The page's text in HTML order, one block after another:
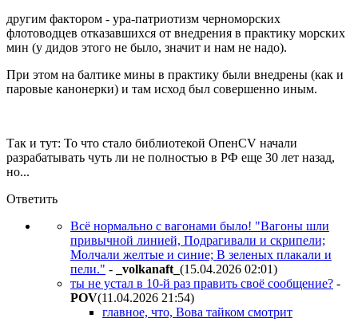
другим фактором - ура-патриотизм черноморских
флотоводцев отказавшихся от внедрения в практику морских
мин (у дидов этого не было, значит и нам не надо).
При этом на балтике мины в практику были внедрены (как и
паровые канонерки) и там исход был совершенно иным.
Так и тут: То что стало библиотекой ОпенCV начали
разрабатывать чуть ли не полностью в РФ еще 30 лет назад,
но...
Ответить
Всё нормально с вагонами было! "Вагоны шли
привычной линией, Подрагивали и скрипели;
Молчали желтые и синие; В зеленых плакали и
пели." - _volkanaft_ (15.04.2026 02:01)
ты не устал в 10-й раз править своё сообщение? -
POV(11.04.2026 21:54)
главное, что, Вова тайком смотрит